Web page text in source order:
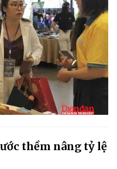
thềm nâng tỷ lệ